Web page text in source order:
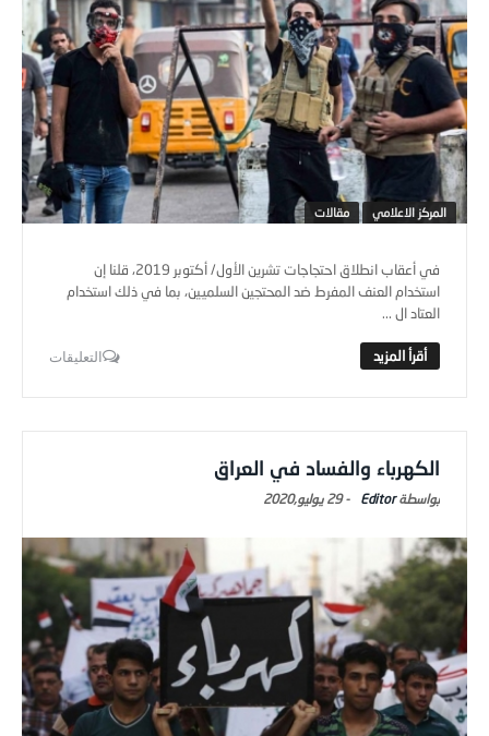
المركز الاعلامي مقالات
في أعقاب انطلاق احتجاجات تشرين الأول/ أكتوبر 2019، قلنا إن
استخدام العنف المفرط ضد المحتجين السلميين، بما في ذلك استخدام
العتاد ال ...
التعليقات
الكهرباء والفساد في العراق
Editor
-29 يوليو,2020